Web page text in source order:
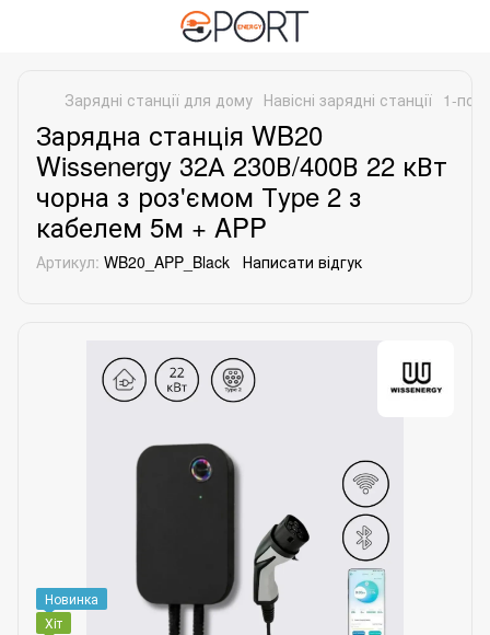
Зарядні станції для дому Навісні зарядні станції 1-
Зарядна станція WB20
Wissenergy 32А 230В/400В 22 кВт
чорна з роз'ємом Тype 2 з
кабелем 5м + APP
Артикул: WB20_APP_Black Написати відгук
Новинка
Хіт